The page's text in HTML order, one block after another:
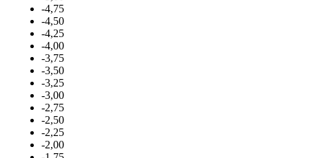
-4,75
-4,50
-4,25
-4,00
-3,75
-3,50
-3,25
-3,00
-2,75
-2,50
-2,25
-2,00